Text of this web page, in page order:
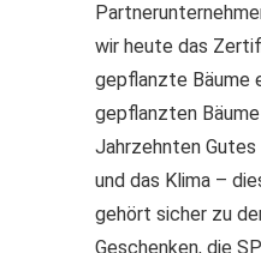
wir heute das
gepflanzte Bäume
gepflanzten
Jahrzehnten
und das Klima –
gehört sicher zu
Geschenken, die